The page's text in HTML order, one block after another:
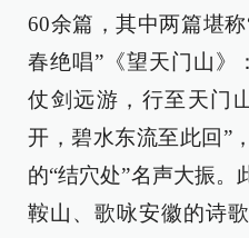
60余篇，其中两篇堪
春绝唱”《望天门山》
仗剑远游，行至天门
开，碧水东流至此回”
的“结穴处”名声大振。
鞍山、歌咏安徽的诗